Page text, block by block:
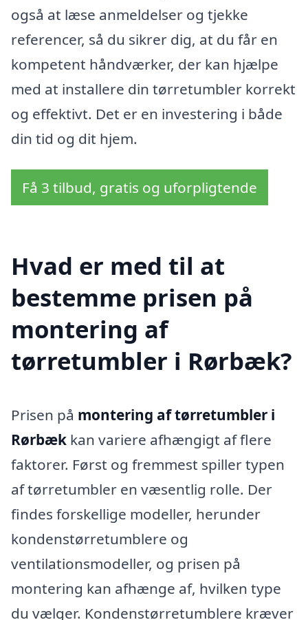
også at læse anmeldelser og tjekke
referencer, så du sikrer dig, at du får en
kompetent håndværker, der kan hjælpe
med at installere din tørretumbler korrekt
og effektivt. Det er en investering i både
din tid og dit hjem.
Få 3 tilbud, gratis og uforpligtende
Hvad er med til at
bestemme prisen på
montering af
tørretumbler i Rørbæk?
Prisen på montering af tørretumbler i
Rørbæk kan variere afhængigt af flere
faktorer. Først og fremmest spiller typen
af tørretumbler en væsentlig rolle. Der
findes forskellige modeller, herunder
kondenstørretumblere og
ventilationsmodeller, og prisen på
montering kan afhænge af, hvilken type
du vælger. Kondenstørretumblere kræver